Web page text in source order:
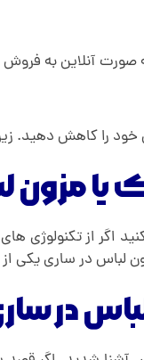
آنلاین به
خود را کاهش دهید.
یا
اگر از
لباس در ساری
در